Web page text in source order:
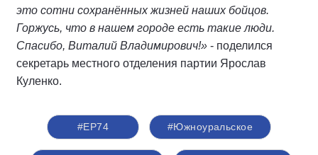
это сотни сохранённых жизней наших бойцов.
Горжусь, что в нашем городе есть такие люди.
Спасибо, Виталий Владимирович!» - поделился
секретарь местного отделения партии Ярослав
Куленко.
#ЕР74 #Южноуральское